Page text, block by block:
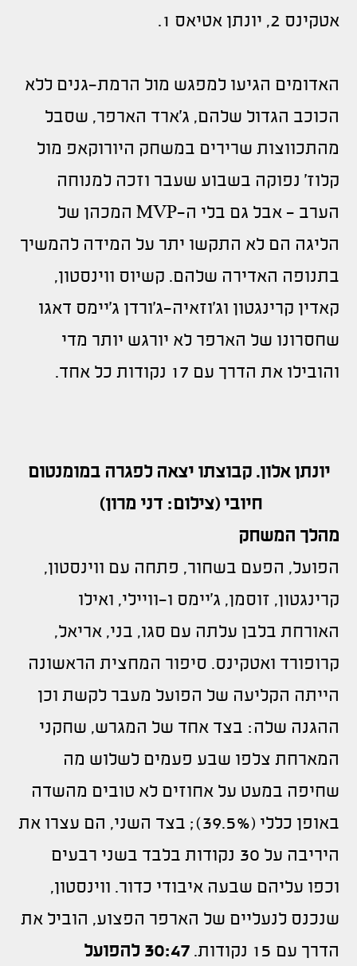
אטקינס 2, יונתן אטיאס 1.
האדומים הגיעו למפגש מול הרמת-גנים ללא
הכוכב הגדול שלהם, ג'ארד הארפר, שסבל
מהתכווצות שרירים במשחק היורוקאפ מול
קלוז' נפוקה בשבוע שעבר וזכה למנוחה
הערב - אבל גם בלי ה-MVP המכהן של
הליגה הם לא התקשו יתר על המידה להמשיך
בתנופה האדירה שלהם. קשיוס ווינסטון,
קאדין קרינגטון וג'וזאיה-ג'ורדן ג'יימס דאגו
שחסרונו של הארפר לא יורגש יותר מדי
והובילו את הדרך עם 17 נקודות כל אחד.
יונתן אלון. קבוצתו יצאה לפגרה במומנטום
חיובי (צילום: דני מרון)
מהלך המשחק
הפועל, הפעם בשחור, פתחה עם ווינסטון,
קרינגטון, זוסמן, ג'יימס ו-וויילי, ואילו
האורחת בלבן עלתה עם סגו, בני, אריאל,
קרופורד ואטקינס. סיפור המחצית הראשונה
הייתה הקליעה של הפועל מעבר לקשת וכן
ההגנה שלה: בצד אחד של המגרש, שחקני
המארחת צלפו שבע פעמים לשלוש מה
שחיפה במעט על אחוזים לא טובים מהשדה
באופן כללי (39.5%); בצד השני, הם עצרו את
היריבה על 30 נקודות בלבד בשני רבעים
וכפו עליהם שבעה איבודי כדור. ווינסטון,
שנכנס לנעליים של הארפר הפצוע, הוביל את
הדרך עם 15 נקודות.
30:47 להפועל